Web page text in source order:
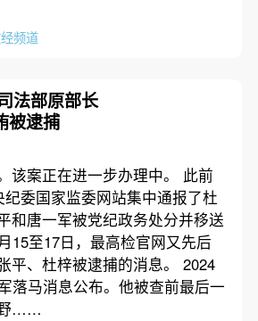
频道
法部原部长
被逮捕
该案正在进一步办理中。 此前
纪委国家监委网站集中通报了杜
和唐一军被党纪政务处分并移送
15至17日，最高检官网又先后
平、杜梓被逮捕的消息。 2024
落马消息公布。他被查前最后一
野……